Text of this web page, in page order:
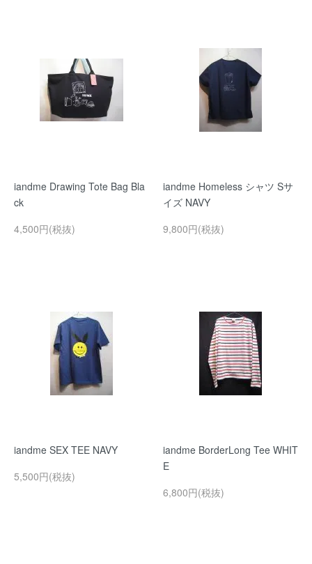
iandme Drawing Tote Bag Bla
ck
4,500円(税抜)
iandme Homeless シャツ Sサ
イズ NAVY
9,800円(税抜)
iandme SEX TEE NAVY
5,500円(税抜)
iandme BorderLong Tee WHIT
E
6,800円(税抜)